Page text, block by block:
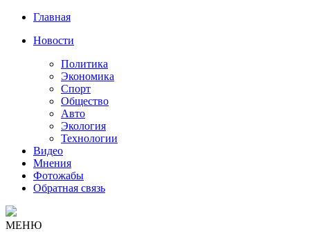
Главная
Новости
Политика
Экономика
Спорт
Общество
Авто
Экология
Технологии
Видео
Мнения
Фотожабы
Обратная связь
МЕНЮ